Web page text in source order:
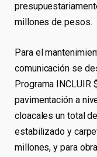
millones de pesos.
Para el
comunicación se
Programa INCLUIR
pavimentación a
cloacales un total
estabilizado y
millones, y para